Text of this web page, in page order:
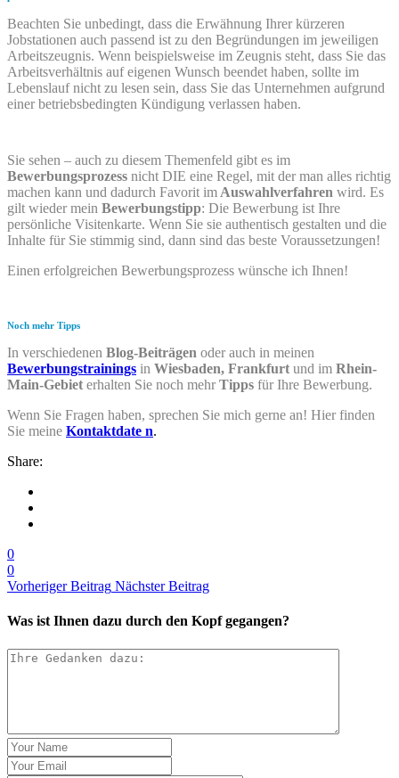
Beachten Sie unbedingt, dass die Erwähnung Ihrer kürzeren
Jobstationen auch passend ist zu den Begründungen im jeweiligen
Arbeitszeugnis. Wenn beispielsweise im Zeugnis steht, dass Sie das
Arbeitsverhältnis auf eigenen Wunsch beendet haben, sollte im
Lebenslauf nicht zu lesen sein, dass Sie das Unternehmen aufgrund
einer betriebsbedingten Kündigung verlassen haben.
Sie sehen – auch zu diesem Themenfeld gibt es im
Bewerbungsprozess nicht DIE eine Regel, mit der man alles richtig
machen kann und dadurch Favorit im Auswahlverfahren wird. Es
gilt wieder mein Bewerbungstipp: Die Bewerbung ist Ihre
persönliche Visitenkarte. Wenn Sie sie authentisch gestalten und die
Inhalte für Sie stimmig sind, dann sind das beste Voraussetzungen!
Einen erfolgreichen Bewerbungsprozess wünsche ich Ihnen!
Noch mehr Tipps
In verschiedenen Blog-Beiträgen oder auch in meinen
Bewerbungstrainings in Wiesbaden, Frankfurt und im Rhein-
Main-Gebiet erhalten Sie noch mehr Tipps für Ihre Bewerbung.
Wenn Sie Fragen haben, sprechen Sie mich gerne an! Hier finden
Sie meine Kontaktdate n.
Share:
0
0
Vorheriger Beitrag Nächster Beitrag
Was ist Ihnen dazu durch den Kopf gegangen?